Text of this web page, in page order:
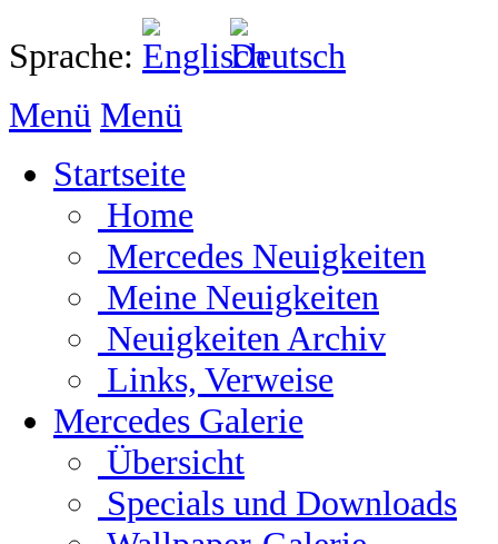
Sprache:
Menü Menü
Startseite
Home
Mercedes Neuigkeiten
Meine Neuigkeiten
Neuigkeiten Archiv
Links, Verweise
Mercedes Galerie
Übersicht
Specials und Downloads